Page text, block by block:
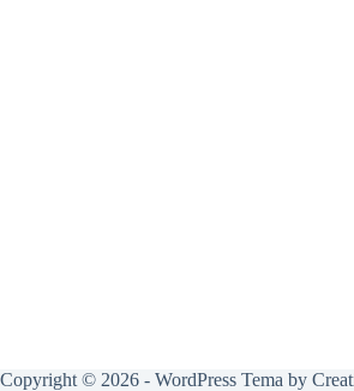
Copyright © 2026 - WordPress Tema by